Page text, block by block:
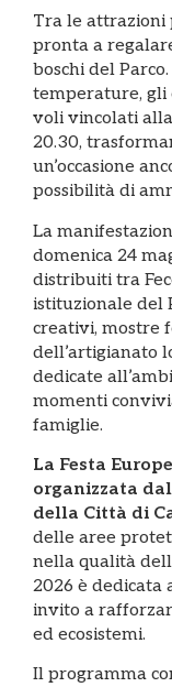
Tra le attrazioni
pronta a
boschi del
temperature, gli
voli vincolati
20.30,
un’occasione
possibilità di
La
domenica 24
distribuiti tra
istituzionale del
creativi, mostre
dell’artigianato
dedicate
momenti
famiglie.
La Festa
organizzata
della Città di
delle aree
nella qualità
2026 è dedicata
invito a
ed ecosistemi.
Il programma